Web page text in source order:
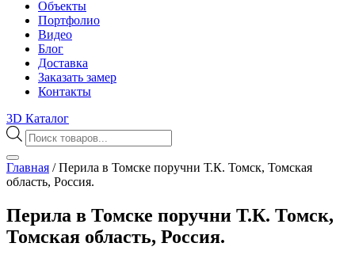
Объекты
Портфолио
Видео
Блог
Доставка
Заказать замер
Контакты
3D Каталог
Поиск
товаров
Главная /Перила в Томске поручни Т.К. Томск, Томская
область, Россия.
Перила в Томске поручни Т.К. Томск,
Томская область, Россия.